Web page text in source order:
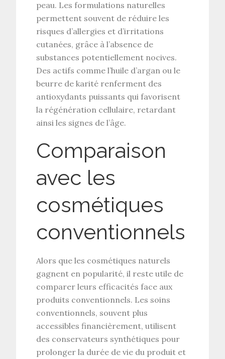
peau. Les formulations naturelles
permettent souvent de réduire les
risques d’allergies et d’irritations
cutanées, grâce à l’absence de
substances potentiellement nocives.
Des actifs commel’huile d’argan ou le
beurre de karité renferment des
antioxydants puissants qui favorisent
la régénération cellulaire, retardant
ainsi les signes de l’âge.
Comparaison
avec les
cosmétiques
conventionnels
Alors que les cosmétiques naturels
gagnent en popularité, il reste utile de
comparer leurs efficacités face aux
produits conventionnels. Les soins
conventionnels, souvent plus
accessibles financièrement, utilisent
des conservateurs synthétiques pour
prolonger la durée de vie du produit et